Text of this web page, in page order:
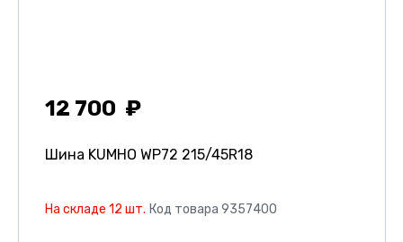
12 700
Шина KUMHO WP72 215/45R18
На складе 12 шт. Код товара 9357400